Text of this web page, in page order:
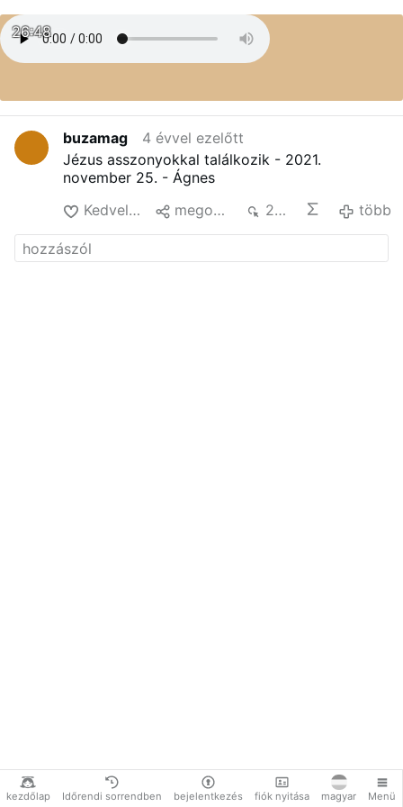
kezdőlap Időrendi sorrendben bejelentkezés fiók nyitása magyar Menü
26:48
buzamag
4 évvel ezelőtt
Jézus asszonyokkal találkozik - 2021.
november 25. - Ágnes
Kedvelés
megoszt 200 több